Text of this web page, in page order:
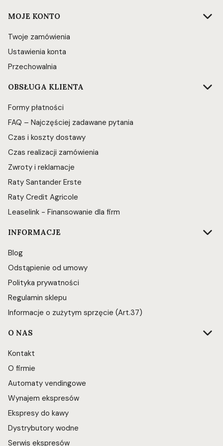
Linki w stopce
MOJE KONTO
Twoje zamówienia
Ustawienia konta
Przechowalnia
OBSŁUGA KLIENTA
Formy płatności
FAQ – Najczęściej zadawane pytania
Czas i koszty dostawy
Czas realizacji zamówienia
Zwroty i reklamacje
Raty Santander Erste
Raty Credit Agricole
Leaselink - Finansowanie dla firm
INFORMACJE
Blog
Odstąpienie od umowy
Polityka prywatności
Regulamin sklepu
Informacje o zużytym sprzęcie (Art.37)
O NAS
Kontakt
O firmie
Automaty vendingowe
Wynajem ekspresów
Ekspresy do kawy
Dystrybutory wodne
Serwis ekspresów